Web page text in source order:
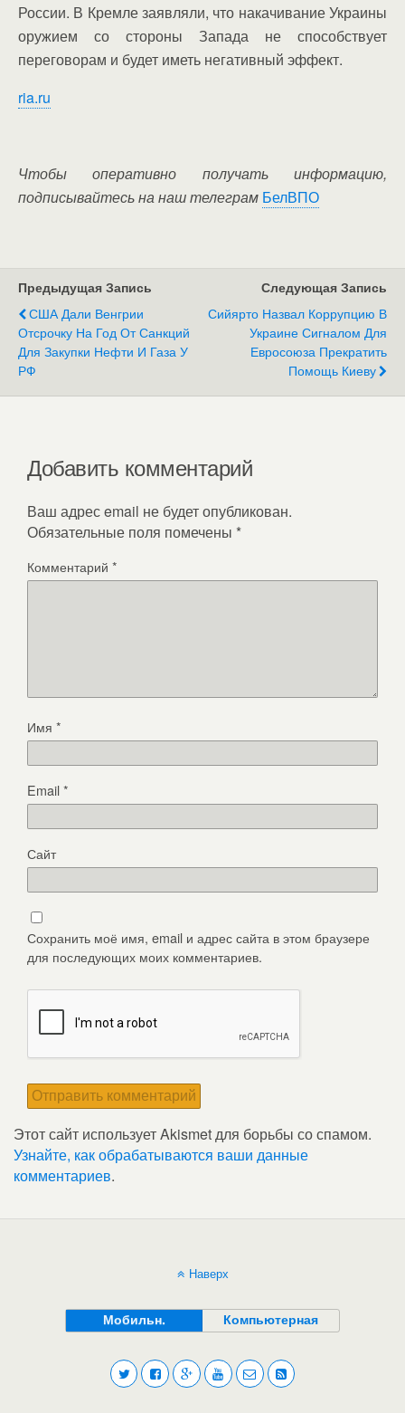
России. В Кремле заявляли, что накачивание Украины
оружием со стороны Запада не способствует
переговорам и будет иметь негативный эффект.
ria.ru
Чтобы оперативно получать информацию,
подписывайтесь на наш телеграм БелВПО
Предыдущая Запись
США Дали Венгрии
Отсрочку На Год От Санкций
Для Закупки Нефти И Газа У
РФ
Следующая Запись
Сийярто Назвал Коррупцию В
Украине Сигналом Для
Евросоюза Прекратить
Помощь Киеву
Добавить комментарий
Ваш адрес email не будет опубликован.
Обязательные поля помечены *
Комментарий *
Имя *
Email*
Сайт
Сохранить моё имя, email и адрес сайта в этом браузере
для последующих моих комментариев.
Этот сайт использует Akismet для борьбы со спамом.
Узнайте, как обрабатываются ваши данные
комментариев.
Наверх
Мобильн. Компьютерная